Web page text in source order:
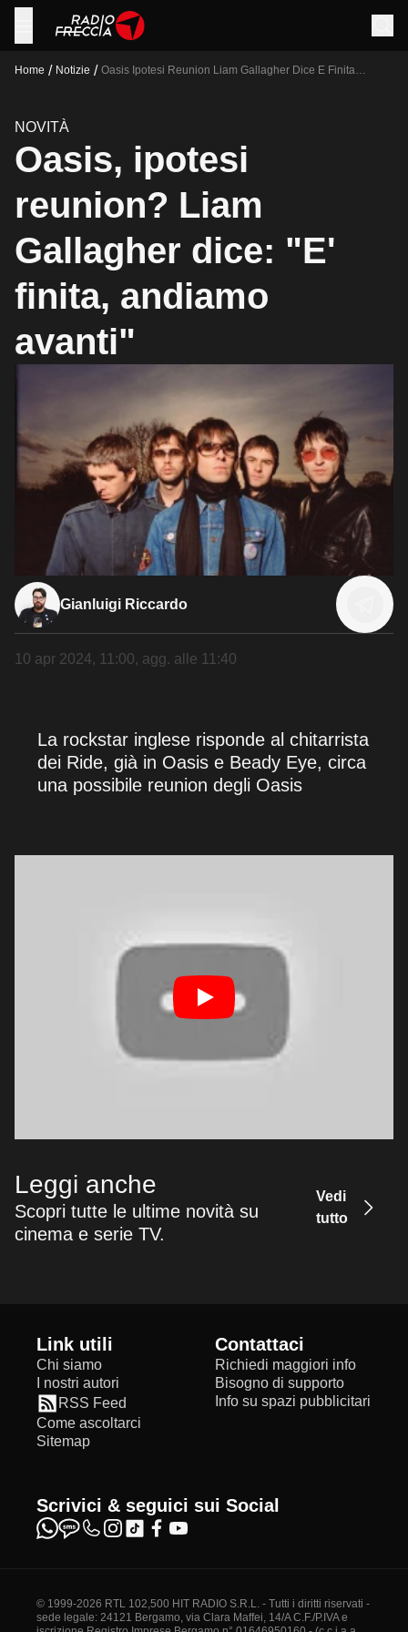
Home / Notizie / Oasis Ipotesi Reunion Liam Gallagher Dice E Finita
NOVITÀ
Oasis, ipotesi
reunion? Liam
Gallagher dice: "E'
finita, andiamo
avanti"
Gianluigi Riccardo
10 apr 2024, 11:00, agg. alle 11:40
La rockstar inglese risponde al chitarrista
dei Ride, già in Oasis e Beady Eye, circa
una possibile reunion degli Oasis
Leggi anche
Scopri tutte le ultime novità su
cinema e serie TV.
Vedi
tutto
Link utili
Chi siamo
I nostri autori
RSS Feed
Come ascoltarci
Sitemap
Contattaci
Richiedi maggiori info
Bisogno di supporto
Info su spazi pubblicitari
Scrivici & seguici sui Social
© 1999-2026 RTL 102,500 HIT RADIO S.R.L. - Tutti i diritti riservati -
sede legale: 24121 Bergamo, via Clara Maffei, 14/A C.F./P.IVA e